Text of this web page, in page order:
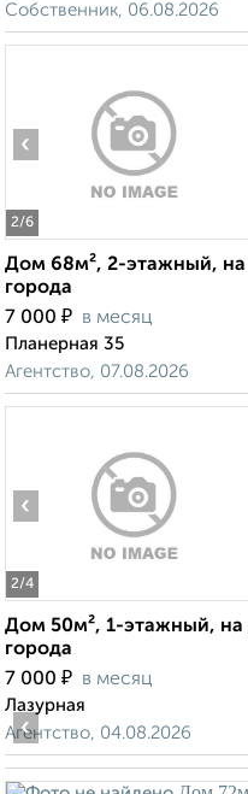
Собственник, 06.08.2026
2/6
‹
Дом 68м², 2-этажный, на
города
7 000 ₽ в месяц
Планерная 35
Агентство, 07.08.2026
2/4
‹
Дом 50м², 1-этажный, на
города
7 000 ₽ в месяц
Лазурная
Агентство, 04.08.2026
‹